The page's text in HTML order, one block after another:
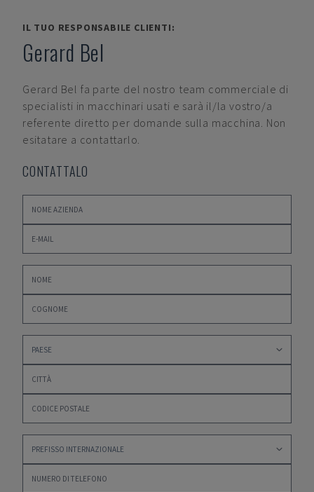
IL TUO RESPONSABILE CLIENTI:
Gerard Bel
Gerard Bel fa parte del nostro team commerciale di
specialisti in macchinari usati e sarà il/la vostro/a
referente diretto per domande sulla macchina. Non
esitatare a contattarlo.
CONTATTALO